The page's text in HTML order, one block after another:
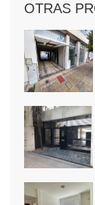
OTRAS